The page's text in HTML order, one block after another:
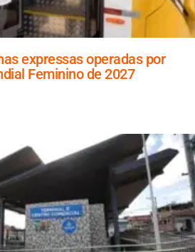
expressas operadas por
Feminino de 2027